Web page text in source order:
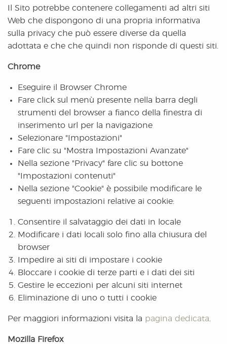
Il Sito potrebbe contenere collegamenti ad altri siti
Web che dispongono di una propria informativa
sulla privacy che può essere diverse da quella
adottata e che che quindi non risponde di questi siti.
Chrome
Eseguire il Browser Chrome
Fare click sul menù presente nella barra degli
strumenti del browser a fianco della finestra di
inserimento url per la navigazione
Selezionare "Impostazioni"
Fare clic su "Mostra Impostazioni Avanzate"
Nella sezione "Privacy" fare clic su bottone
"Impostazioni contenuti"
Nella sezione "Cookie" è possibile modificare le
seguenti impostazioni relative ai cookie:
Consentire il salvataggio dei dati in locale
Modificare i dati locali solo fino alla chiusura del
browser
Impedire ai siti di impostare i cookie
Bloccare i cookie di terze parti e i dati dei siti
Gestire le eccezioni per alcuni siti internet
Eliminazione di uno o tutti i cookie
Per maggiori informazioni visita la pagina dedicata
Mozilla Firefox